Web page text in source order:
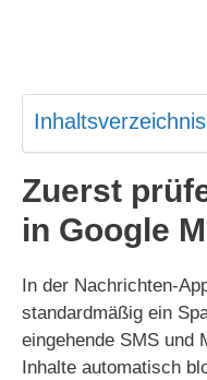
Inhaltsverzeichnis
Zuerst
in Google
In der Nachrichten-
standardmäßig ein
eingehende SMS und
Inhalte automatisch